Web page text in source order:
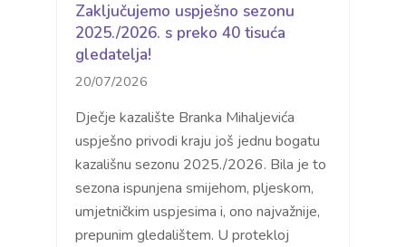
Zaključujemo uspješno sezonu
2025./2026. s preko 40 tisuća
gledatelja!
20/07/2026
Dječje kazalište Branka Mihaljevića
uspješno privodi kraju još jednu bogatu
kazališnu sezonu 2025./2026. Bila je to
sezona ispunjena smijehom, pljeskom,
umjetničkim uspjesima i, ono najvažnije,
prepunim gledalištem. U protekloj